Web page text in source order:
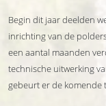
Begin dit jaar deelden
inrichting van de
een aantal maanden
technische uitwerking
gebeurt er de komende